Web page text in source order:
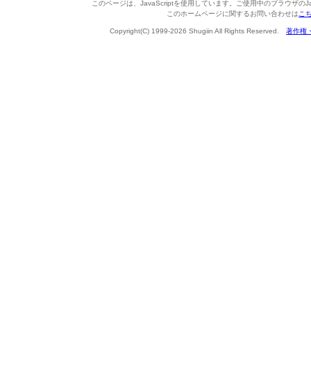
このページは、JavaScriptを使用しています。ご使用中のブラウザの
このホームページに関するお問い合わせは こ
Copyright(C) 1999-2026 Shugiin All Rights Reserved. 著作権